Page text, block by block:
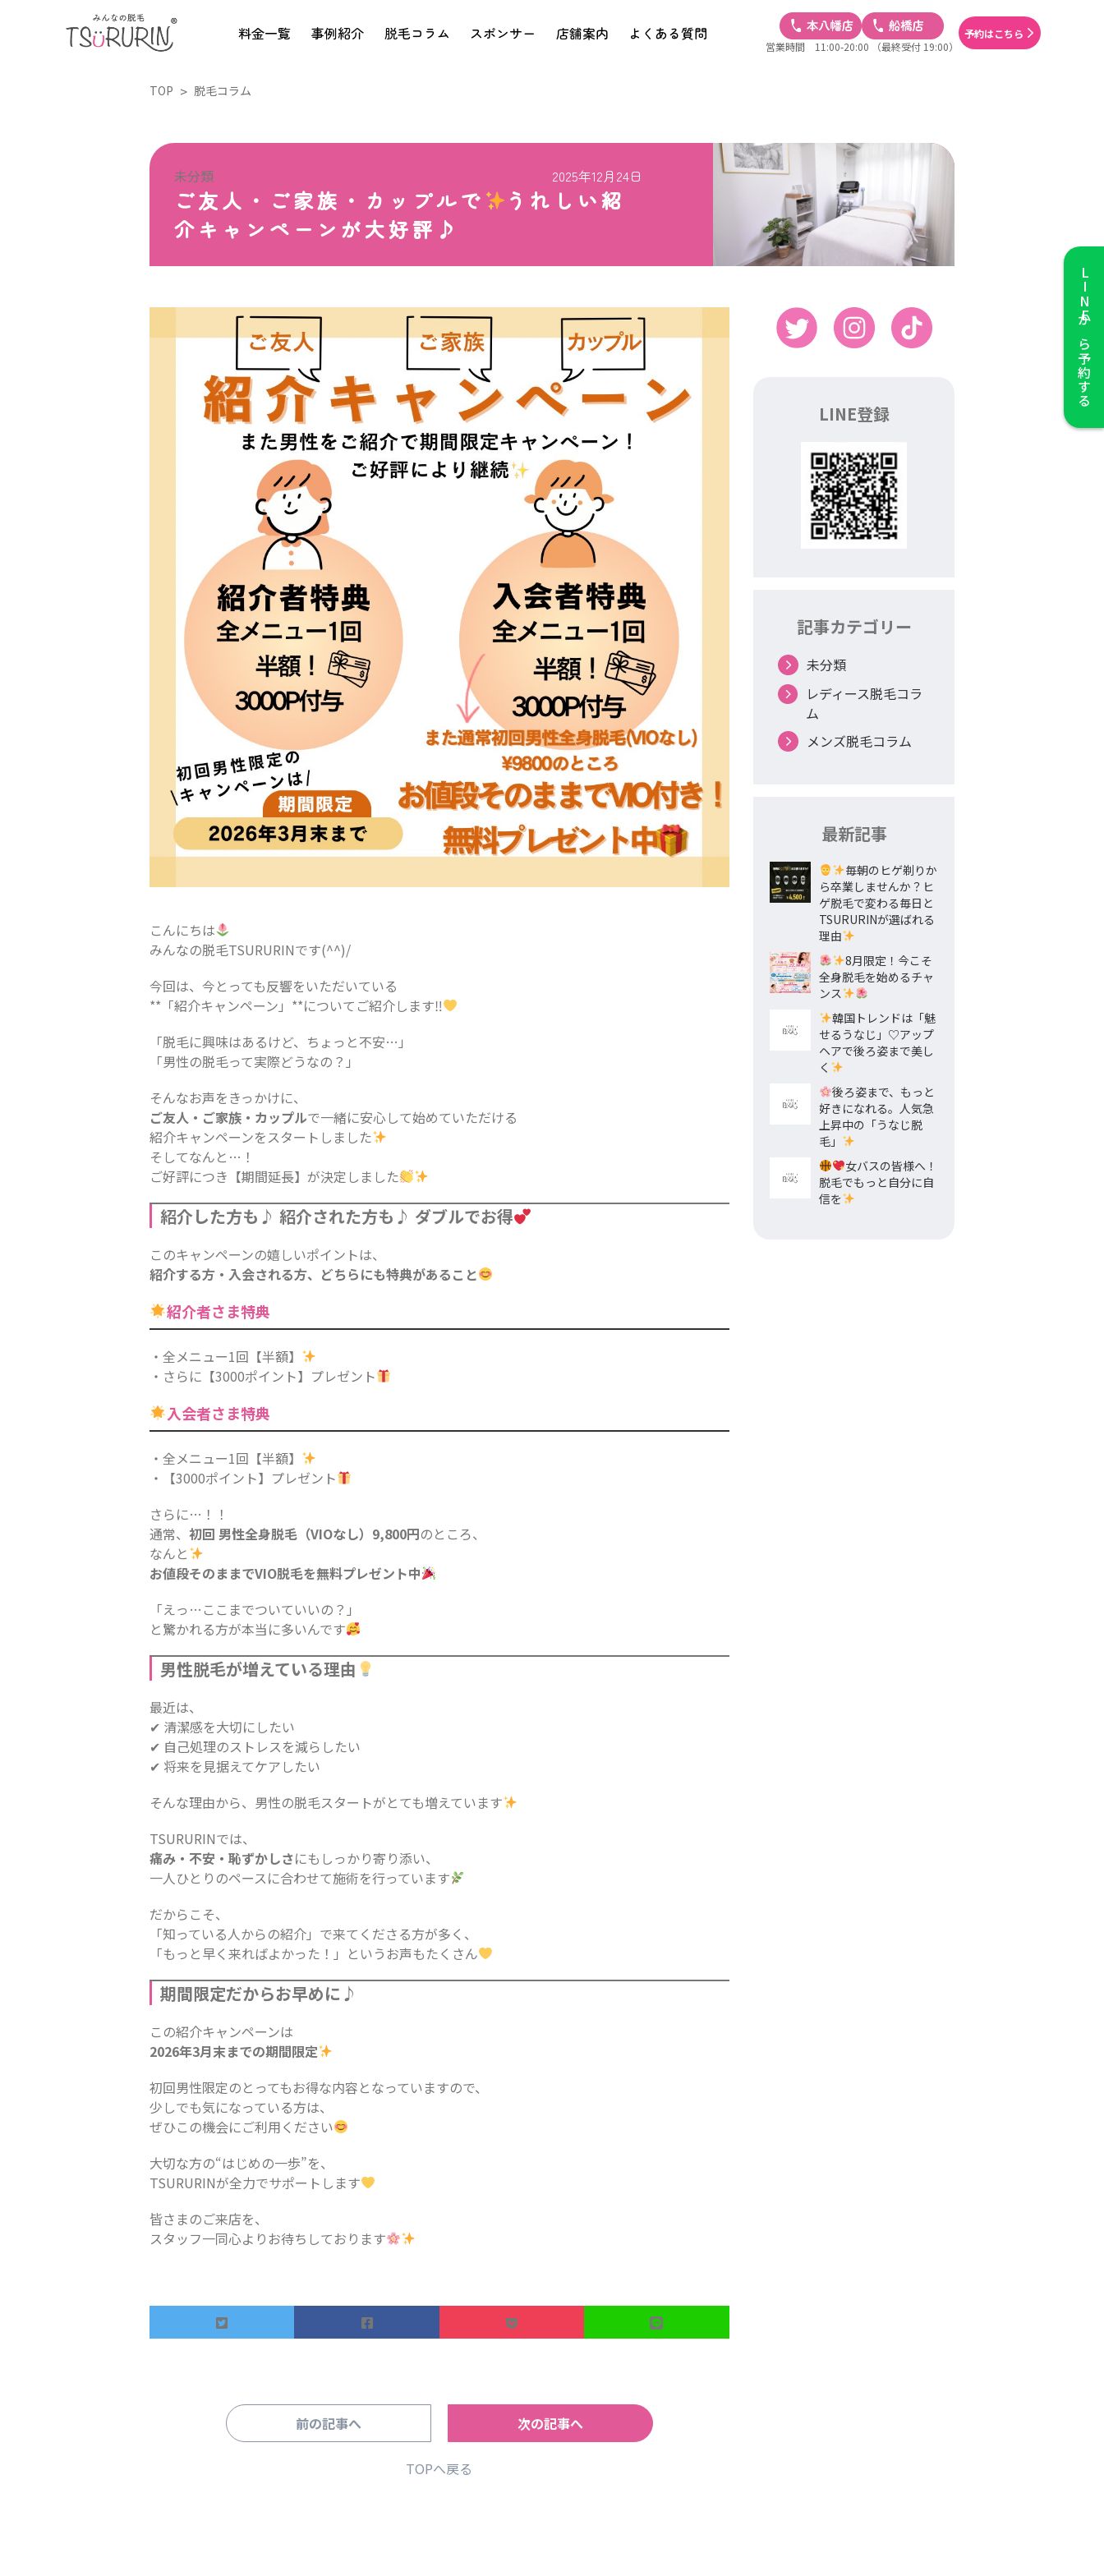
料金一覧 事例紹介 脱毛コラム スポンサー 店舗案内 よくある質問
営業時間 11:00-20:00 （最終受付 19:00）
予約はこちら
LINE
から予約する
TOP 脱毛コラム
未分類 2025年12月24日
ご友人・ご家族・カップルで
うれしい紹
介キャンペーンが大好評♪
こんにちは
みんなの脱毛TSURURINです(^^)/
今回は、今とっても反響をいただいている
**「紹介キャンペーン」**についてご紹介します‼
「脱毛に興味はあるけど、ちょっと不安…」
「男性の脱毛って実際どうなの？」
そんなお声をきっかけに、
ご友人・ご家族・カップルで一緒に安心して始めていただける
紹介キャンペーンをスタートしました
そしてなんと…！
ご好評につき【期間延長】が決定しました
紹介した方も♪ 紹介された方も♪ ダブルでお得
このキャンペーンの嬉しいポイントは、
紹介する方・入会される方、どちらにも特典があること
紹介者さま特典
・全メニュー1回【半額】
・さらに【3000ポイント】プレゼント
入会者さま特典
・全メニュー1回【半額】
・【3000ポイント】プレゼント
さらに…！！
通常、 初回 男性全身脱毛（VIOなし）9,800円のところ、
なんと
お値段そのままでVIO脱毛を無料プレゼント中
「えっ…ここまでついていいの？」
と驚かれる方が本当に多いんです
男性脱毛が増えている理由
最近は、
✔ 清潔感を大切にしたい
✔ 自己処理のストレスを減らしたい
✔ 将来を見据えてケアしたい
そんな理由から、男性の脱毛スタートがとても増えています
TSURURINでは、
痛み・不安・恥ずかしさにもしっかり寄り添い、
一人ひとりのペースに合わせて施術を行っています
だからこそ、
「知っている人からの紹介」で来てくださる方が多く、
「もっと早く来ればよかった！」というお声もたくさん
期間限定だからお早めに♪
この紹介キャンペーンは
2026年3月末までの期間限定
初回男性限定のとってもお得な内容となっていますので、
少しでも気になっている方は、
ぜひこの機会にご利用ください
大切な方の“はじめの一歩”を、
TSURURINが全力でサポートします
皆さまのご来店を、
スタッフ一同心よりお待ちしております
前の記事へ 次の記事へ
TOPへ戻る
LINE登録
記事カテゴリー
未分類
レディース脱毛コラ
ム
メンズ脱毛コラム
最新記事
毎朝のヒゲ剃りか
ら卒業しませんか？ヒ
ゲ脱毛で変わる毎日と
TSURURINが選ばれる
理由
8月限定！今こそ
全身脱毛を始めるチャ
ンス
韓国トレンドは「魅
せるうなじ」♡アップ
ヘアで後ろ姿まで美し
く
後ろ姿まで、もっと
好きになれる。人気急
上昇中の「うなじ脱
毛」
女バスの皆様へ！
脱毛でもっと自分に自
信を